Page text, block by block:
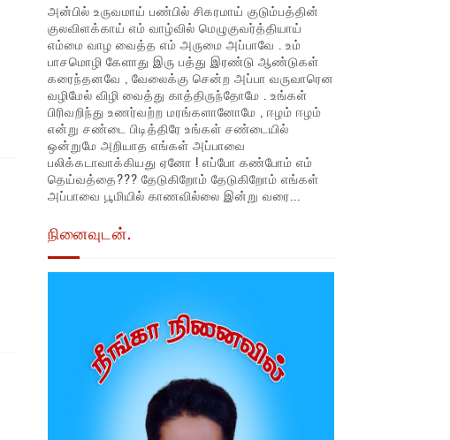
அன்பில் உருவமாய் பண்பில் சிகரமாய் குடும்பத்தின்
குலவிளக்காய் எம் வாழ்வில் மெழுகுவர்த்தியாய்
எம்மை வாழ வைத்த எம் அருமை அப்பாவே . உம்
பாசமொழி கேளாது இரு பத்து இரண்டு ஆண்டுகள்
கரைந்தனவே , வேலைக்கு சென்ற அப்பா வருவாரென
வழிமேல் விழி வைத்து காத்திருந்தோமே . உங்கள்
பிரிவறிந்து உணர்வற்ற மரங்களானோமே , ஈழம் ஈழம்
என்று சண்டை பிடித்திரே உங்கள் சண்டையில்
ஒன்றுமே அறியாத எங்கள் அப்பாவை
பலிக்கடாவாக்கியது ஏனோ ! எப்போ கண்போம் எம்
தெய்வத்தை??? தேடுகிறோம் தேடுகிறோம் எங்கள்
அப்பாவை பூமியில் காணவில்லை இன்று வரை...
நினைவுடன்.